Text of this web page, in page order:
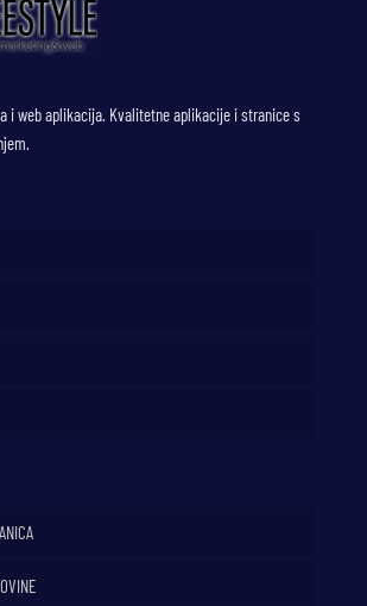
i web aplikacija. Kvalitetne aplikacije i stranice s